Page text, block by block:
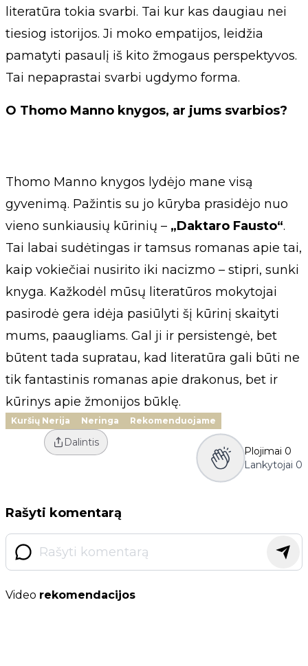
literatūra tokia svarbi. Tai kur kas daugiau nei
tiesiog istorijos. Ji moko empatijos, leidžia
pamatyti pasaulį iš kito žmogaus perspektyvos.
Tai nepaprastai svarbi ugdymo forma.
O Thomo Manno knygos, ar jums svarbios?
Thomo Manno knygos lydėjo mane visą
gyvenimą. Pažintis su jo kūryba prasidėjo nuo
vieno sunkiausių kūrinių – „Daktaro Fausto“.
Tai labai sudėtingas ir tamsus romanas apie tai,
kaip vokiečiai nusirito iki nacizmo – stipri, sunki
knyga. Kažkodėl mūsų literatūros mokytojai
pasirodė gera idėja pasiūlyti šį kūrinį skaityti
mums, paaugliams. Gal ji ir persistengė, bet
būtent tada supratau, kad literatūra gali būti ne
tik fantastinis romanas apie drakonus, bet ir
kūrinys apie žmonijos būklę.
Kuršių Nerija Neringa Rekomenduojame
Dalintis
Plojimai 0
Lankytojai 0
Rašyti komentarą
Video rekomendacijos